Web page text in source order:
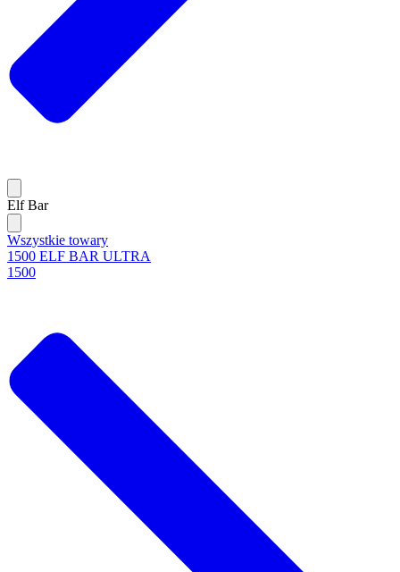
Elf Bar
Wszystkie towary
1500 ELF BAR ULTRA
1500